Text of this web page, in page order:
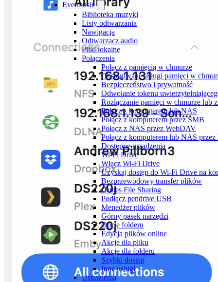
Evermusic
Biblioteka muzyki
Listy odtwarzania
Nawigacja
Odtwarzacz audio
Pliki lokalne
Połączenia
Połącz z pamięcią w chmurze
Obsługiwane usługi pamięci w
Bezpieczeństwo i prywatność
Odwołanie tokenu
Rozłączanie pamięci w chmurze lub
Połącz z komputerem lub NAS
Połącz z komputerem przez SMB
Połącz z NAS przez WebDAV
Połącz z komputerem lub NAS
Dostępne urządzenia
Wi-Fi Drive
Włącz Wi-Fi Drive
Uzyskaj dostęp do Wi-Fi Drive na
Bezprzewodowy transfer plików
iTunes File Sharing
Podłącz pendrive USB
Menedżer plików
Górny pasek narzędzi
Opcje folderu
Edycja plików online
Akcje dla pliku
Akcje dla folderu
Szybki dostęp
Inne usługi
Ustawienia